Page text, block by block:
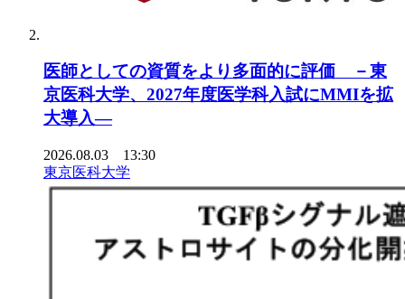
医師としての資質をより多面的に評価 －東
京医科大学、2027年度医学科入試にMMIを拡
大導入―
2026.08.03 13:30
東京医科大学